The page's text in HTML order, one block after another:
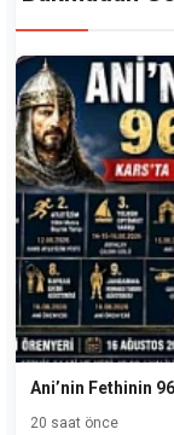
Ani’nin Fethinin
20 saat önce